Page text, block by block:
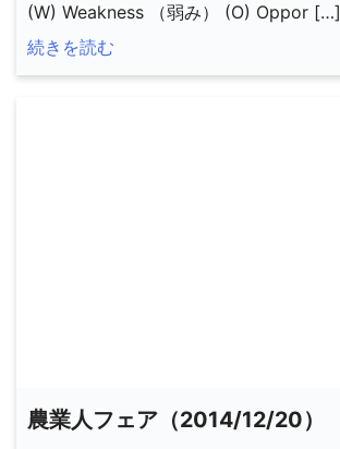
(W) Weakness （弱み） (O) Oppor […]
続きを読む
農業人フェア（2014/12/20）